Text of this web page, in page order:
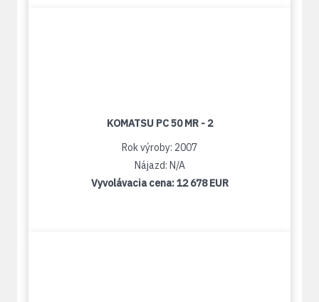
KOMATSU PC 50 MR - 2
Rok výroby: 2007
Nájazd: N/A
Vyvolávacia cena:12 678 EUR